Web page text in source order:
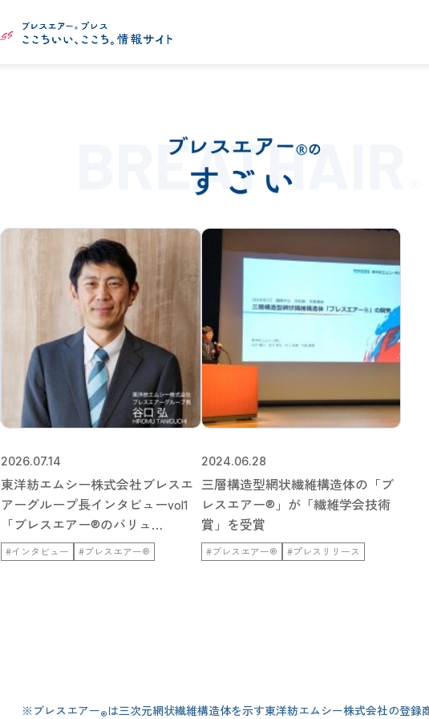
2026.07.14
東洋紡エムシー株式会社ブレスエ
アーグループ長インタビューvol1
「ブレスエアー®のバリュ…
#インタビュー #ブレスエアー®
2024.06.28
三層構造型網状繊維構造体の「ブ
レスエアー®」が「繊維学会技術
賞」を受賞
#ブレスエアー® #プレスリリース
※ブレスエアー®は三次元網状繊維構造体を示す東洋紡エムシー株式会社の登録